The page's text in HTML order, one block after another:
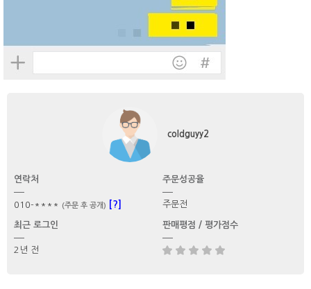
coldguyy2
연락처
010-**** (주문 후 공개) [?]
주문성공율
주문전
최근 로그인
2년 전
판매평점 / 평가점수